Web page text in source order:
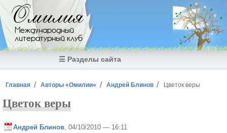
Перейти к основному содержанию
Омилия
Международный
литературный клуб
☰ Разделы сайта
Вы здесь
Главная Авторы «Омилии» Андрей Блинов Цветок веры
Цветок веры
Андрей Блинов , 04/10/2010 — 16:11